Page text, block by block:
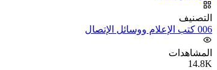
التصنيف
006 كتب الإعلام ووسائل الإتصال
المشاهدات
14.8K